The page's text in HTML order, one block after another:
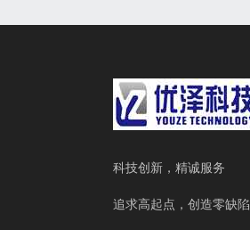
科技创新，精诚服务
追求高起点，创造零缺陷